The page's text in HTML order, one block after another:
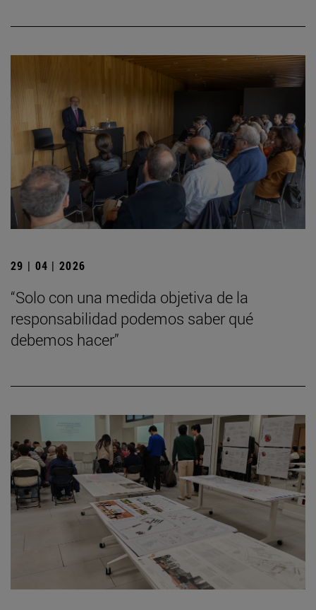
29 | 04 | 2026
“Solo con una medida objetiva de la
responsabilidad podemos saber qué
debemos hacer”